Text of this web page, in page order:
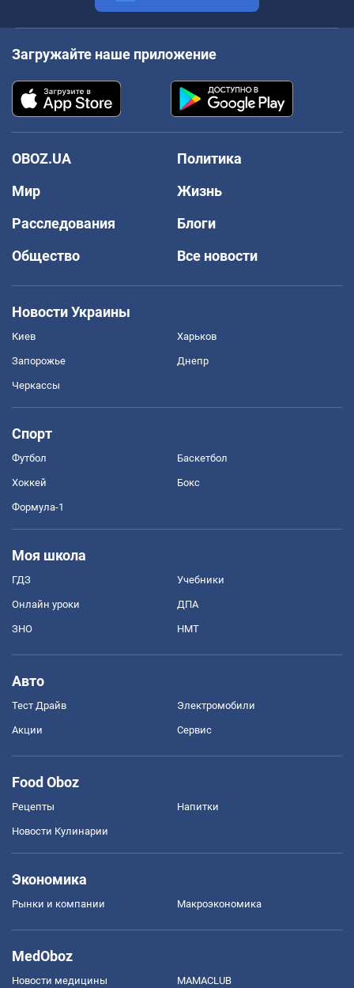
Загружайте наше приложение
OBOZ.UA
Политика
Мир
Жизнь
Расследования
Блоги
Общество
Все новости
Новости Украины
Киев Харьков
Запорожье Днепр
Черкассы
Спорт
Футбол Баскетбол
Хоккей Бокс
Формула-1
Моя школа
ГДЗ Учебники
Онлайн уроки ДПА
ЗНО НМТ
Авто
Тест Драйв Электромобили
Акции Сервис
Food Oboz
Рецепты Напитки
Новости Кулинарии
Экономика
Рынки и компании Mакроэкономика
MedOboz
Новости медицины MAMACLUB